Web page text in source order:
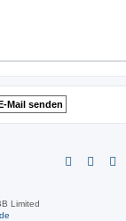
Limited